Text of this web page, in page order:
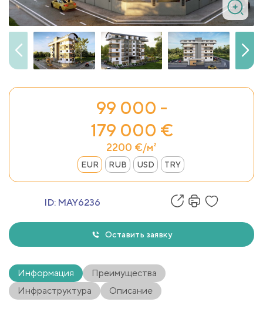
99 000 -
179 000 €
2200 €/м²
EUR RUB USD TRY
ID: MAY6236
Оставить заявку
Информация
Преимущества
Инфраструктура
Описание